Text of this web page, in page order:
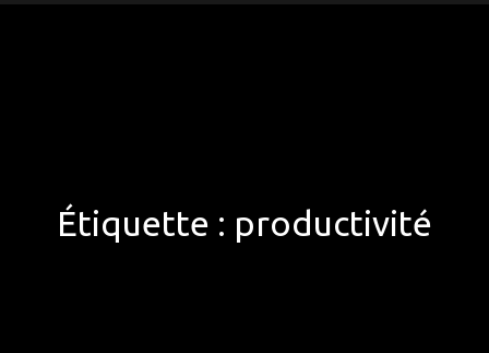
Étiquette : productivité